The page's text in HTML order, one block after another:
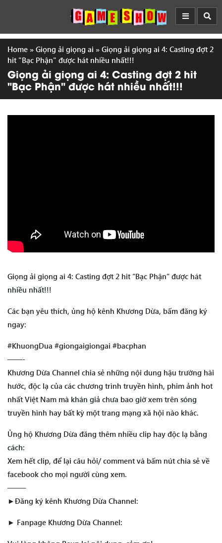
Home » Giọng ải giọng ai » Giọng ải giọng ai 4: Casting đợt 2
hit "Bạc Phận" được hát nhiều nhất!!!
Giọng ải giọng ai 4: Casting đợt 2 hit
"Bạc Phận" được hát nhiều nhất!!!
Giọng ải giọng ai 4: Casting đợt 2 hit “Bạc Phận” được hát
nhiều nhất!!!
Các bạn yêu thích, ủng hộ kênh Khương Dừa, bấm đăng ký
ngay:
#KhuongDua #giongaigiongai #bacphan
——-
Khương Dừa Channel chia sẻ những nội dung hậu trường hài
hước, độc lạ của các chương trình truyền hình, phim ảnh hot
nhất Việt Nam mà khán giả chưa bao giờ xem trên sóng
truyền hình hay bất kỳ một trang mạng xã hội nào khác.
Ủng hộ Khương Dừa đăng thêm nhiều clip hay độc lạ bằng
cách:
Xem hết clip, để lại câu hỏi/ comment và bấm nút chia sẻ về
facebook cho mọi người cùng xem.
——–
►Đăng ký kênh Khương Dừa Channel:
► Fanpage Khương Dừa Channel: